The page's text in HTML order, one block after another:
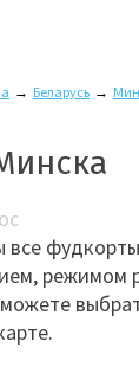
→ Беларусь →
все фудкорты
режимом